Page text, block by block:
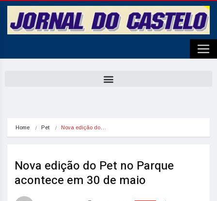
Home Pet Nova edição do…
Nova edição do Pet no Parque
acontece em 30 de maio